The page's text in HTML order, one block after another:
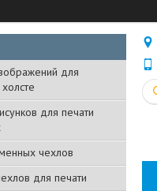
для
для печати
чехлов
для печати